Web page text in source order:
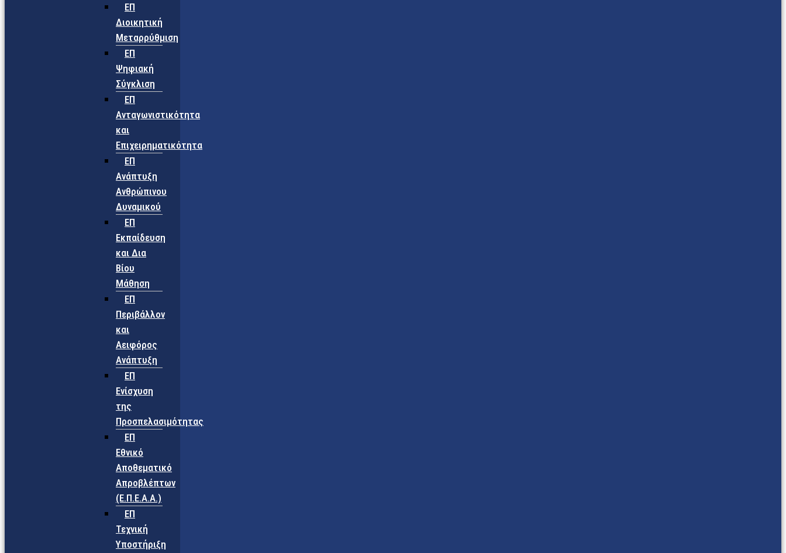
ΕΠ
Διοικητική
Μεταρρύθμιση
ΕΠ
Ψηφιακή
Σύγκλιση
ΕΠ
Ανταγωνιστικότητα
και
Επιχειρηματικότητα
ΕΠ
Ανάπτυξη
Ανθρώπινου
Δυναμικού
ΕΠ
Εκπαίδευση
και Δια
Βίου
Μάθηση
ΕΠ
Περιβάλλον
και
Αειφόρος
Ανάπτυξη
ΕΠ
Ενίσχυση
της
Προσπελασιμότητας
ΕΠ
Εθνικό
Αποθεματικό
Απροβλέπτων
(Ε.Π.Ε.Α.Α.)
ΕΠ
Τεχνική
Υποστήριξη